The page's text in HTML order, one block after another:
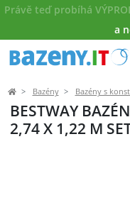
Právě teď probíhá
a
Bazény Bazény s
BESTWAY
2,74 X 1,22 M